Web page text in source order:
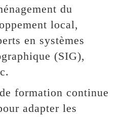
du
local,
en systèmes
(SIG),
formation continue
adapter les